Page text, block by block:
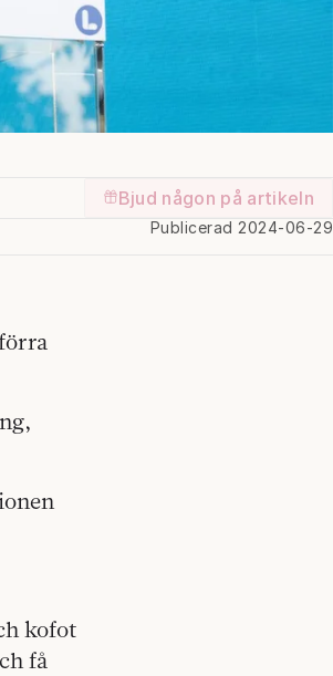
Bjud någon på artikeln
Publicerad 2024-06-29
kofot
få